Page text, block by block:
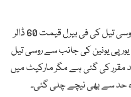
عالمی میڈیا کے مطابق روسی تیل کی فی بیرل قیمت 60 ڈالر
یونین کی جانب سے روسی تیل
حد مقرر کی گئی ہے مگر مارکیٹ میں
حد سے بھی نیچے چلی گئی۔